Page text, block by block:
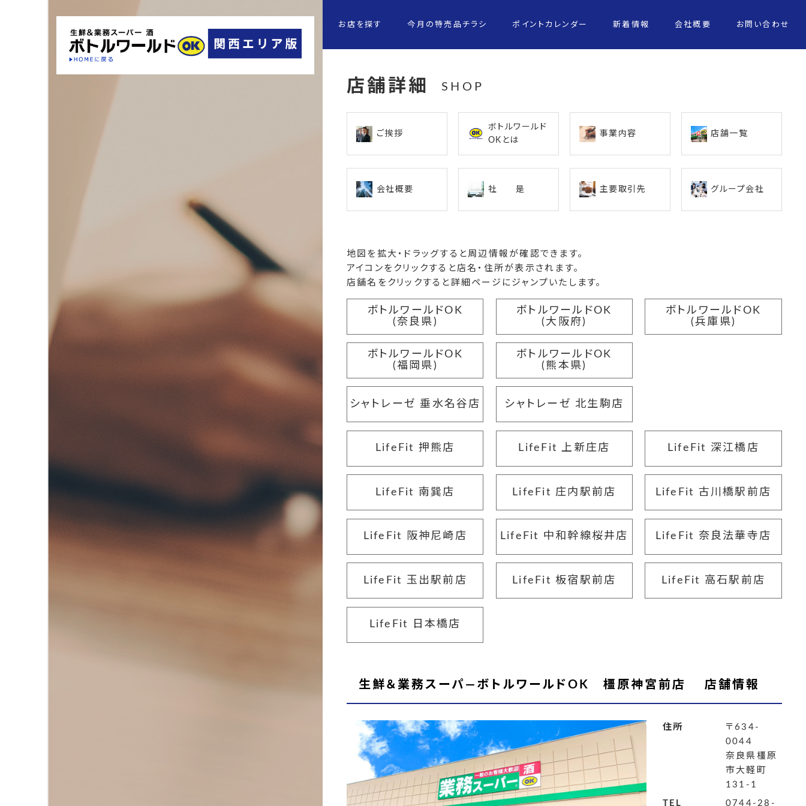
お店を探す 今月の特売品チラシ ポイントカレンダー 新着情報 会社概要 お問い合わせ
店舗詳細 SHOP
ご挨拶
ボトルワールド
OKとは
事業内容 店舗一覧
会社概要 社 是 主要取引先 グループ会社
地図を拡大・ドラッグすると周辺情報が確認できます。
アイコンをクリックすると店名・住所が表示されます。
店舗名をクリックすると詳細ページにジャンプいたします。
ボトルワールドOK
(奈良県)
ボトルワールドOK
(大阪府)
ボトルワールドOK
(兵庫県)
ボトルワールドOK
(福岡県)
ボトルワールドOK
(熊本県)
シャトレーゼ 垂水名谷店 シャトレーゼ 北生駒店
LifeFit 押熊店 LifeFit 上新庄店 LifeFit 深江橋店
LifeFit 南巽店 LifeFit 庄内駅前店 LifeFit 古川橋駅前店
LifeFit 阪神尼崎店 LifeFit 中和幹線桜井店 LifeFit 奈良法華寺店
LifeFit 玉出駅前店 LifeFit 板宿駅前店 LifeFit 高石駅前店
LifeFit 日本橋店
生鮮＆業務スーパ―ボトルワールドOK 橿原神宮前店 店舗情報
住所
〒634-
0044
奈良県橿原
市大軽町
131-1
TEL 0744-28-